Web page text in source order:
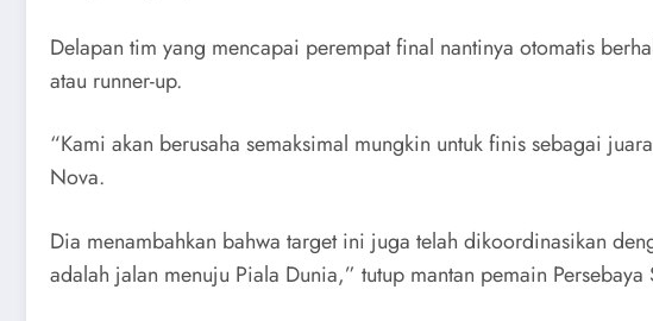
Delapan tim yang mencapai perempat final nantinya otomatis
atau runner-up.
“Kami akan berusaha semaksimal mungkin untuk finis sebagai
Nova.
Dia menambahkan bahwa target ini juga telah dikoordinasikan
adalah jalan menuju Piala Dunia,” tutup mantan pemain Persebaya